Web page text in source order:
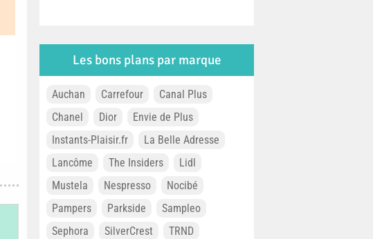
Les bons plans par marque
Auchan Carrefour
Canal Plus
Chanel
Dior
Envie de Plus
Instants-Plaisir.fr
La Belle Adresse
Lancôme
The Insiders
Lidl
Mustela
Nespresso
Nocibé
Pampers
Parkside
Sampleo
Sephora
SilverCrest
TRND